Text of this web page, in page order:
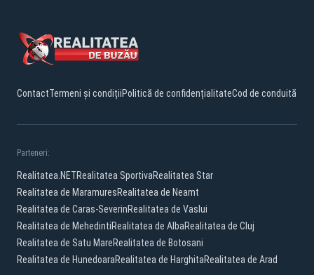
ContactTermeni și condițiiPolitică de confidențialitateCod de conduită
Parteneri:
Realitatea.NETRealitatea SportivaRealitatea Star
Realitatea de MaramuresRealitatea de Neamt
Realitatea de Caras-SeverinRealitatea de Vaslui
Realitatea de MehedintiRealitatea de AlbaRealitatea de Cluj
Realitatea de Satu MareRealitatea de Botosani
Realitatea de HunedoaraRealitatea de HarghitaRealitatea de Arad